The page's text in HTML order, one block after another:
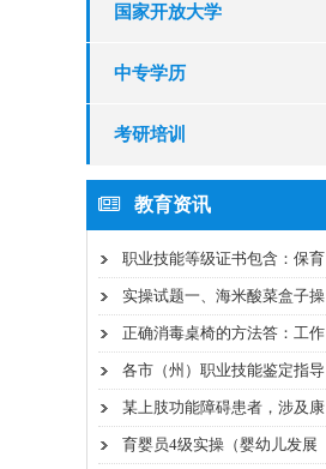
国家开放大学
中专学历
考研培训
教育资讯
职业技能等级证书包含：保育
实操试题一、海米酸菜盒子操
正确消毒桌椅的方法答：工作
各市（州）职业技能鉴定指导
某上肢功能障碍患者，涉及康
育婴员4级实操（婴幼儿发展